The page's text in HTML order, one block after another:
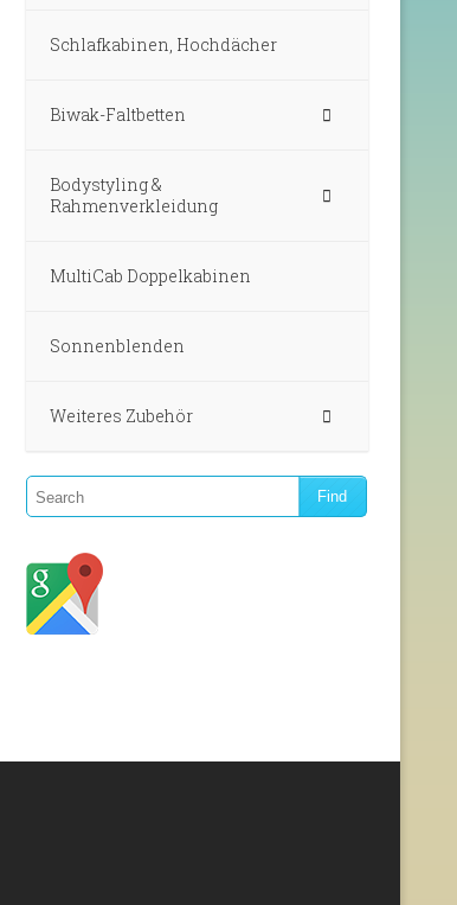
Schlafkabinen, Hochdächer
Biwak-Faltbetten
Bodystyling &
Rahmenverkleidung
MultiCab Doppelkabinen
Sonnenblenden
Weiteres Zubehör